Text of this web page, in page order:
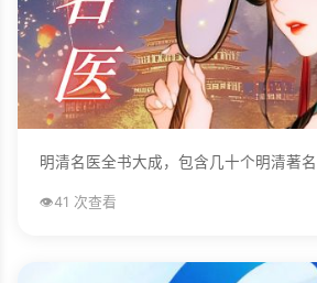
明清名医全书大成，包含几十个明清著
👁️41 次查看